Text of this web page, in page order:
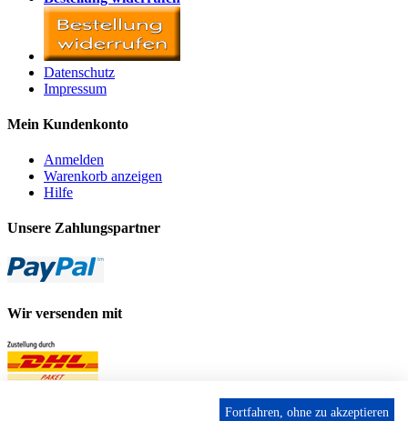
Datenschutz
Impressum
Mein Kundenkonto
Anmelden
Warenkorb anzeigen
Hilfe
Unsere Zahlungspartner
Wir versenden mit
Fortfahren, ohne zu akzeptieren